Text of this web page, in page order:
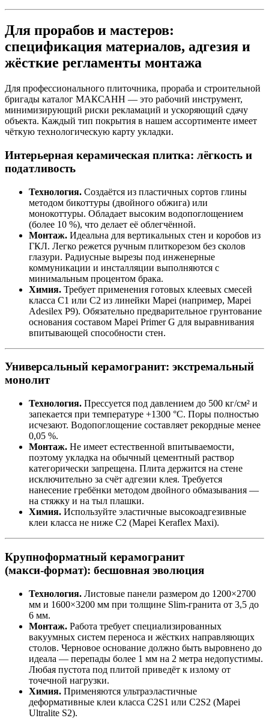
Для прорабов и мастеров:
спецификация материалов, адгезия и
жёсткие регламенты монтажа
Для профессионального плиточника, прораба и строительной
бригады каталог МАКСАНН — это рабочий инструмент,
минимизирующий риски рекламаций и ускоряющий сдачу
объекта. Каждый тип покрытия в нашем ассортименте имеет
чёткую технологическую карту укладки.
Интерьерная керамическая плитка: лёгкость и
податливость
Технология. Создаётся из пластичных сортов глины
методом бикоттуры (двойного обжига) или
монокоттуры. Обладает высоким водопоглощением
(более 10 %), что делает её облегчённой.
Монтаж. Идеальна для вертикальных стен и коробов из
ГКЛ. Легко режется ручным плиткорезом без сколов
глазури. Радиусные вырезы под инженерные
коммуникации и инсталляции выполняются с
минимальным процентом брака.
Химия. Требует применения готовых клеевых смесей
класса C1 или C2 из линейки Mapei (например, Mapei
Adesilex P9). Обязательно предварительное грунтование
основания составом Mapei Primer G для выравнивания
впитывающей способности стен.
Универсальный керамогранит: экстремальный
монолит
Технология. Прессуется под давлением до 500 кг/см² и
запекается при температуре +1300 °C. Поры полностью
исчезают. Водопоглощение составляет рекордные менее
0,05 %.
Монтаж. Не имеет естественной впитываемости,
поэтому укладка на обычный цементный раствор
категорически запрещена. Плита держится на стене
исключительно за счёт адгезии клея. Требуется
нанесение гребёнки методом двойного обмазывания —
на стяжку и на тыл плашки.
Химия. Используйте эластичные высокоадгезивные
клеи класса не ниже C2 (Mapei Keraflex Maxi).
Крупноформатный керамогранит
(макси‑формат): бесшовная эволюция
Технология. Листовые панели размером до 1200×2700
мм и 1600×3200 мм при толщине Slim‑гранита от 3,5 до
6 мм.
Монтаж. Работа требует специализированных
вакуумных систем переноса и жёстких направляющих
столов. Черновое основание должно быть выровнено до
идеала — перепады более 1 мм на 2 метра недопустимы.
Любая пустота под плитой приведёт к излому от
точечной нагрузки.
Химия. Применяются ультраэластичные
деформативные клеи класса C2S1 или C2S2 (Mapei
Ultralite S2).